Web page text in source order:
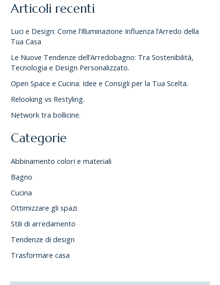
Articoli recenti
Luci e Design: Come l’Illuminazione Influenza l’Arredo della
Tua Casa
Le Nuove Tendenze dell’Arredobagno: Tra Sostenibilità,
Tecnologia e Design Personalizzato.
Open Space e Cucina: Idee e Consigli per la Tua Scelta.
Relooking vs Restyling.
Network tra bollicine.
Categorie
Abbinamento colori e materiali
Bagno
Cucina
Ottimizzare gli spazi
Stili di arredamento
Tendenze di design
Trasformare casa